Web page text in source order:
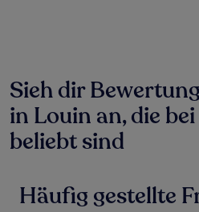
1 Übernachtung
von
2 Erwachsenen
gefunden
wurde.
Preise
können
Sieh dir
in Louin an, die
beliebt sind
Häufig gestellte